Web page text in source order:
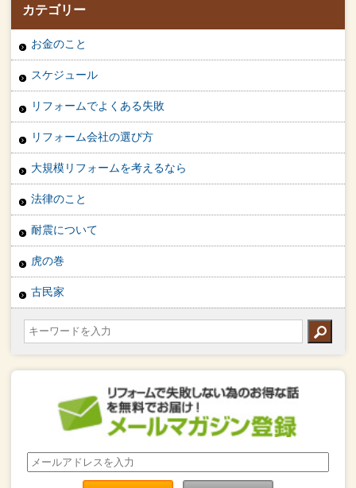
カテゴリー
お金のこと
スケジュール
リフォームでよくある失敗
リフォーム会社の選び方
大規模リフォームを考えるなら
法律のこと
耐震について
虎の巻
古民家